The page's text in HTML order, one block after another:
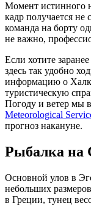
Момент истинного
кадр получается
команда на борту
не важно,
Если хотите
здесь так удобно
информацию о
туристическую
Погоду и ветер мы
Meteorological
прогноз накануне.
Рыбалка на
Основной улов в
небольших
в Греции, тунец